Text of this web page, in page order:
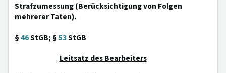
Strafzumessung (Berücksichtigung von Folgen
mehrerer Taten).
§46StGB; §53StGB
Leitsatz des Bearbeiters